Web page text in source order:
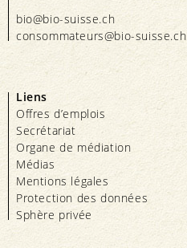
bio@bio-suisse.ch
consommateurs@bio-suisse.ch
Liens
Offres d’emplois
Secrétariat
Organe de médiation
Médias
Mentions légales
Protection des données
Sphère privée